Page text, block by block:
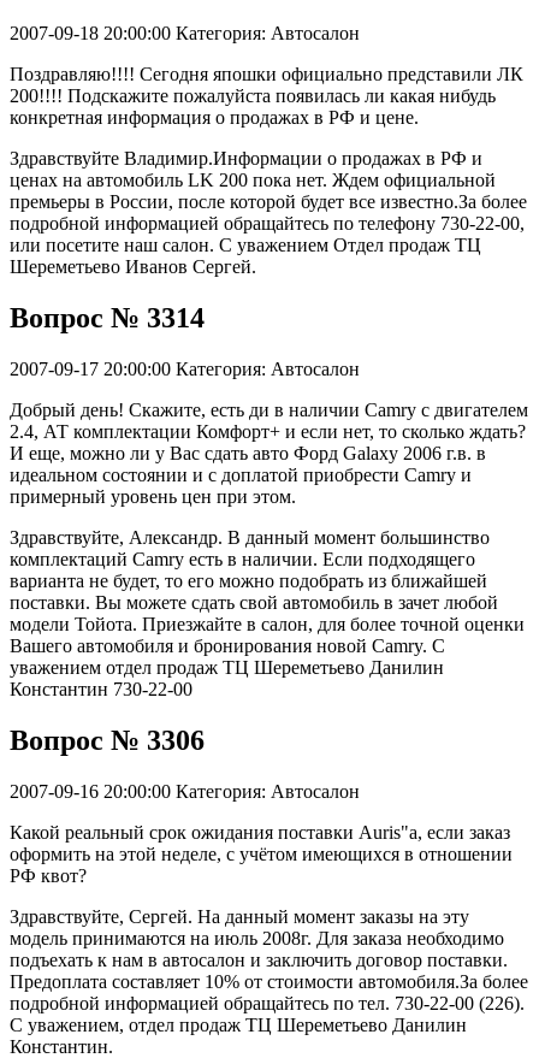
2007-09-18 20:00:00 Категория: Автосалон
Поздравляю!!!! Сегодня япошки официально представили ЛК
200!!!! Подскажите пожалуйста появилась ли какая нибудь
конкретная информация о продажах в РФ и цене.
Здравствуйте Владимир.Информации о продажах в РФ и
ценах на автомобиль LK 200 пока нет. Ждем официальной
премьеры в России, после которой будет все известно.За более
подробной информацией обращайтесь по телефону 730-22-00,
или посетите наш салон. С уважением Отдел продаж ТЦ
Шереметьево Иванов Сергей.
Вопрос № 3314
2007-09-17 20:00:00 Категория: Автосалон
Добрый день! Скажите, есть ди в наличии Camry с двигателем
2.4, АТ комплектации Комфорт+ и если нет, то сколько ждать?
И еще, можно ли у Вас сдать авто Форд Galaxy 2006 г.в. в
идеальном состоянии и с доплатой приобрести Camry и
примерный уровень цен при этом.
Здравствуйте, Александр. В данный момент большинство
комплектаций Camry есть в наличии. Если подходящего
варианта не будет, то его можно подобрать из ближайшей
поставки. Вы можете сдать свой автомобиль в зачет любой
модели Тойота. Приезжайте в салон, для более точной оценки
Вашего автомобиля и бронирования новой Camry. С
уважением отдел продаж ТЦ Шереметьево Данилин
Константин 730-22-00
Вопрос № 3306
2007-09-16 20:00:00 Категория: Автосалон
Какой реальный срок ожидания поставки Auris"а, если заказ
оформить на этой неделе, с учётом имеющихся в отношении
РФ квот?
Здравствуйте, Сергей. На данный момент заказы на эту
модель принимаются на июль 2008г. Для заказа необходимо
подъехать к нам в автосалон и заключить договор поставки.
Предоплата составляет 10% от стоимости автомобиля.За более
подробной информацией обращайтесь по тел. 730-22-00 (226).
С уважением, отдел продаж ТЦ Шереметьево Данилин
Константин.